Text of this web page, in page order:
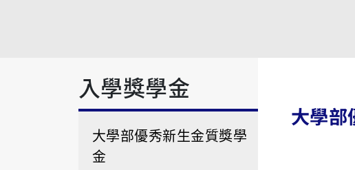
入學獎學金
大學部優秀新生金質獎學
金
大學部